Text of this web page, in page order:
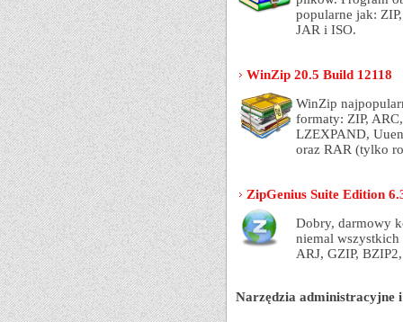
popularne jak:
JAR i ISO.
WinZip 20.5 Build 12118
WinZip
formaty: ZIP,
LZEXPAND,
oraz RAR (tylko
ZipGenius Suite Edition
Dobry, darmowy
niemal
ARJ, GZIP,
Narzędzia administracyjne